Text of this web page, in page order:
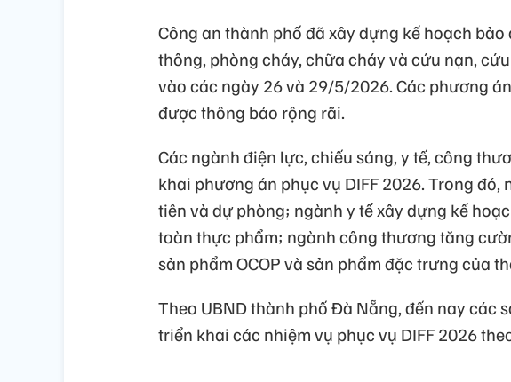
Công an thành phố đã xây dựng kế hoạch
thông, phòng cháy, chữa cháy và cứu nạn,
vào các ngày 26 và 29/5/2026. Các phương
được thông báo rộng rãi.
Các ngành điện lực, chiếu sáng, y tế, công
khai phương án phục vụ DIFF 2026. Trong
tiên và dự phòng; ngành y tế xây dựng kế
toàn thực phẩm; ngành công thương tăng
sản phẩm OCOP và sản phẩm đặc trưng của
Theo UBND thành phố Đà Nẵng, đến nay các
triển khai các nhiệm vụ phục vụ DIFF 2026